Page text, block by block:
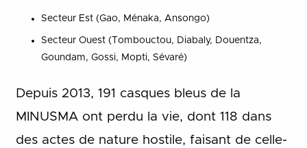
Secteur Est (Gao, Ménaka, Ansongo)
Secteur Ouest (Tombouctou, Diabaly, Douentza,
Goundam, Gossi, Mopti, Sévaré)
Depuis 2013, 191 casques bleus de la
MINUSMA ont perdu la vie, dont 118 dans
des actes de nature hostile, faisant de celle-